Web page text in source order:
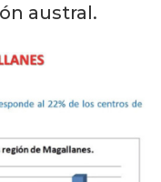
austral.